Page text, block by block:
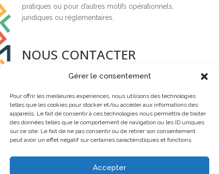
Gérer le consentement
Pour offrir les meilleures expériences, nous utilisons des technologies
telles que les cookies pour stocker et/ou accéder aux informations des
appareils. Le fait de consentir à ces technologies nous permettra de traiter
des données telles que le comportement de navigation ou les ID uniques
sur ce site. Le fait de ne pas consentir ou de retirer son consentement
peut avoir un effet négatif sur certaines caractéristiques et fonctions.
Accepter
pratiques ou pour d’autres motifs opérationnels,
juridiques ou réglementaires.
NOUS CONTACTER
si vous avez des questions ou si vous souhaitez
déposer une réclamation, veuillez nous contacter par
e-mail à contact@ateliercarteblanche.fr, ou par courrier
à l’adresse suivante : 19 Rue Gambetta, Fontaines-sur-
Saône, 69270, France